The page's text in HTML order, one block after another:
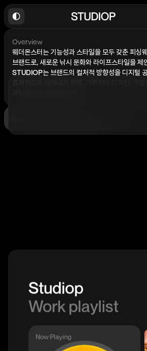
Overview
웨더몬스터는 기능성과 스타일을 모두 갖춘 피싱
브랜드로, 새로운 낚시 문화와 라이프스타일을 제
STUDIOP는 브랜드의 컬처적 방향성을 디지털
Studiop
Work playlist
Now Playing